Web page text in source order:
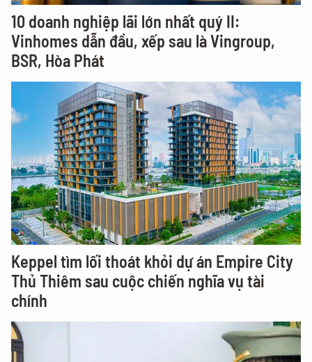
10 doanh nghiệp lãi lớn nhất quý II:
Vinhomes dẫn đầu, xếp sau là Vingroup,
BSR, Hòa Phát
Keppel tìm lối thoát khỏi dự án Empire City
Thủ Thiêm sau cuộc chiến nghĩa vụ tài
chính